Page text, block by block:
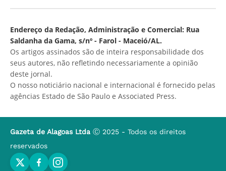
Endereço da Redação, Administração e Comercial: Rua
Saldanha da Gama, s/nº - Farol - Maceió/AL.
Os artigos assinados são de inteira responsabilidade dos
seus autores, não refletindo necessariamente a opinião
deste jornal.
O nosso noticiário nacional e internacional é fornecido pelas
agências Estado de São Paulo e Associated Press.
Gazeta de Alagoas Ltda Ⓒ 2025 - Todos os direitos
reservados